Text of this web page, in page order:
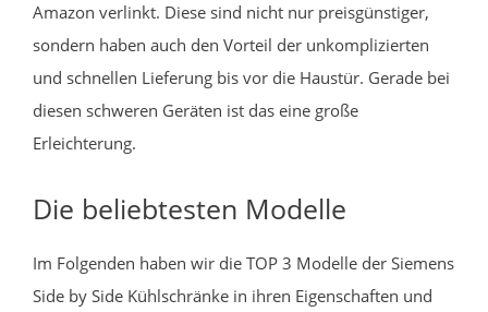
Amazon verlinkt. Diese sind nicht nur preisgünstiger,
sondern haben auch den Vorteil der unkomplizierten
und schnellen Lieferung bis vor die Haustür. Gerade bei
diesen schweren Geräten ist das eine große
Erleichterung.
Die beliebtesten Modelle
Im Folgenden haben wir die TOP 3 Modelle der Siemens
Side by Side Kühlschränke in ihren Eigenschaften und